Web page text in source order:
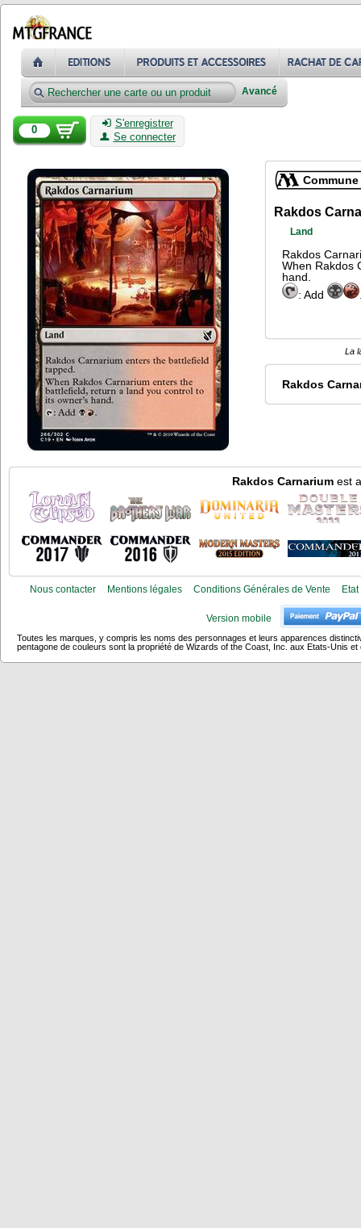
Avancé
0
S'enregistrer
Se connecter
Commune
Rakdos
Land
Rakdos
When Rakdos
hand.
: Add
La
Rakdos
Rakdos Carnarium est
Nous contacter Mentions légales Conditions Générales de Vente
Version mobile
Toutes les marques, y compris les noms des personnages et leurs apparences
pentagone de couleurs sont la propriété de Wizards of the Coast, Inc. aux Etats-Unis